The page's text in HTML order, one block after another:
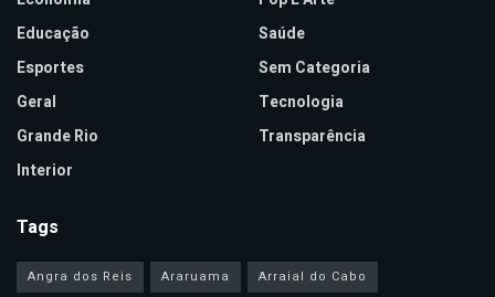
Educação
Esportes
Geral
Grande Rio
Interior
Saúde
Sem Categoria
Tecnologia
Transparência
Tags
Angra dos Reis Araruama
Arraial do Cabo